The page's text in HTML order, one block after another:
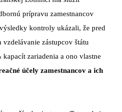
prípravu zamestnancov
kontroly ukázali, že pred
zástupcov štátu
zariadenia a ono vlastne
účely zamestnancov a ich